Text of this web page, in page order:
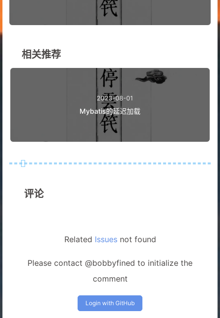
相关推荐
2023-08-01
Mybatis的延迟加载
评论
Related Issuesnot found
Please contact @bobbyfined to initialize the
comment
Login with GitHub